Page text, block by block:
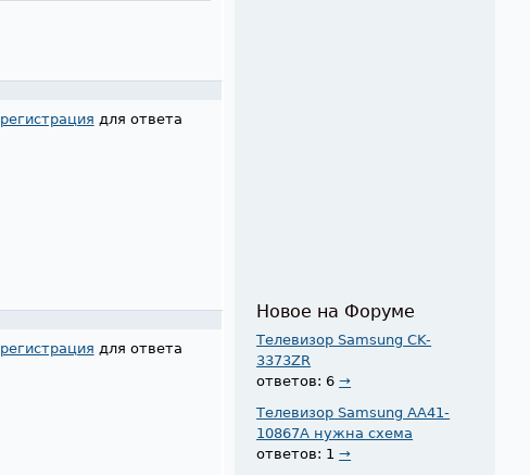
регистрация для ответа
регистрация для ответа
Новое на Форуме
Телевизор Samsung CK-
3373ZR
ответов: 6→
Телевизор Samsung AA41-
10867A нужна схема
ответов: 1→